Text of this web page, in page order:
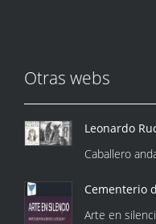
Otras webs
Leonardo
Caballero
Cementerio
Arte en